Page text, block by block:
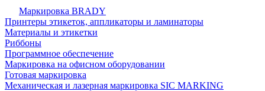
Маркировка BRADY
Принтеры этикеток, аппликаторы и ламинаторы
Материалы и этикетки
Риббоны
Программное обеспечение
Маркировка на офисном оборудовании
Готовая маркировка
Механическая и лазерная маркировка SIC MARKING